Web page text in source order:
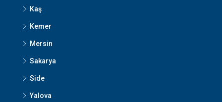
Kaş
Kemer
Mersin
Sakarya
Side
Yalova